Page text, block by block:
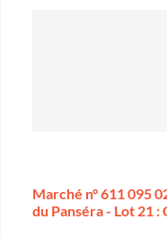
Marché n° 611 095
du Panséra - Lot 21